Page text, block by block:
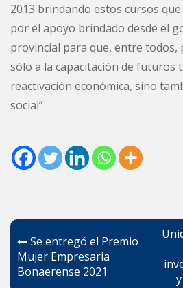
2013 brindando estos cursos
por el apoyo brindado desde el
provincial para que, entre
sólo a la capacitación de futuros
reactivación económica, sino
social”
Navegación
de
entradas
Se entregó el Premio
Mujer Empresaria
Bonaerense 2021